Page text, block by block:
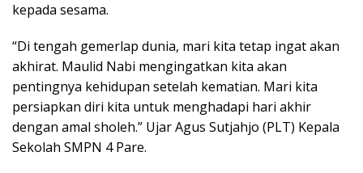
kepada sesama.
“Di tengah gemerlap dunia, mari kita tetap ingat akan
akhirat. Maulid Nabi mengingatkan kita akan
pentingnya kehidupan setelah kematian. Mari kita
persiapkan diri kita untuk menghadapi hari akhir
dengan amal sholeh.” Ujar Agus Sutjahjo (PLT) Kepala
Sekolah SMPN 4 Pare.